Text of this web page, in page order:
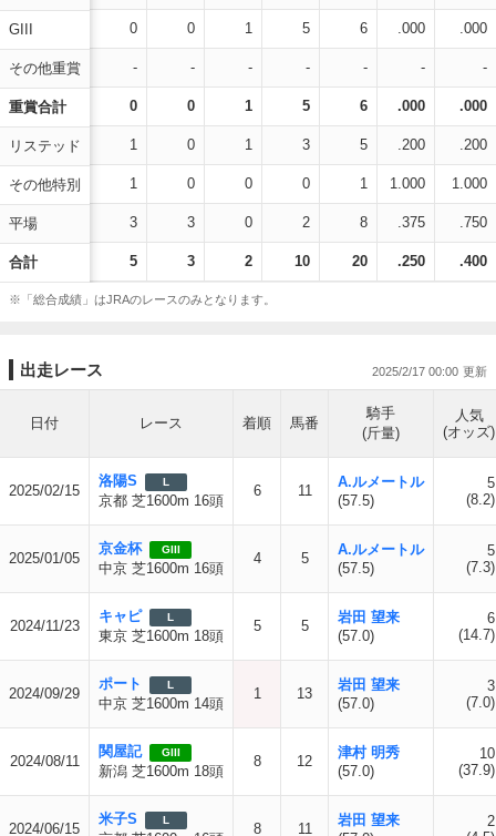
GIII
その他重賞
重賞合計
リステッド
その他特別
平場
合計
0 0 1 5 6 .000 .000
- - - - - - -
0 0 1 5 6 .000 .000
1 0 1 3 5 .200 .200
1 0 0 0 1 1.000 1.000
3 3 0 2 8 .375 .750
5 3 2 10 20 .250 .400
※「総合成績」はJRAのレースのみとなります。
出走レース 2025/2/17 00:00
日付 レース 着順 馬番
騎手
(斤量)
人気
(オッズ)
2025/02/15
洛陽S L
京都 芝1600m 16頭
6 11
A.ルメートル
(57.5)
5
(8.2)
2025/01/05
京金杯 GIII
中京 芝1600m 16頭
4 5
A.ルメートル
(57.5)
5
(7.3)
2024/11/23
キャピ L
東京 芝1600m 18頭
5 5
岩田 望来
(57.0)
6
(14.7)
2024/09/29
ポート L
中京 芝1600m 14頭
1 13
岩田 望来
(57.0)
3
(7.0)
2024/08/11
関屋記 GIII
新潟 芝1600m 18頭
8 12
津村 明秀
(57.0)
10
(37.9)
2024/06/15
米子S L
8 11
岩田 望来
2